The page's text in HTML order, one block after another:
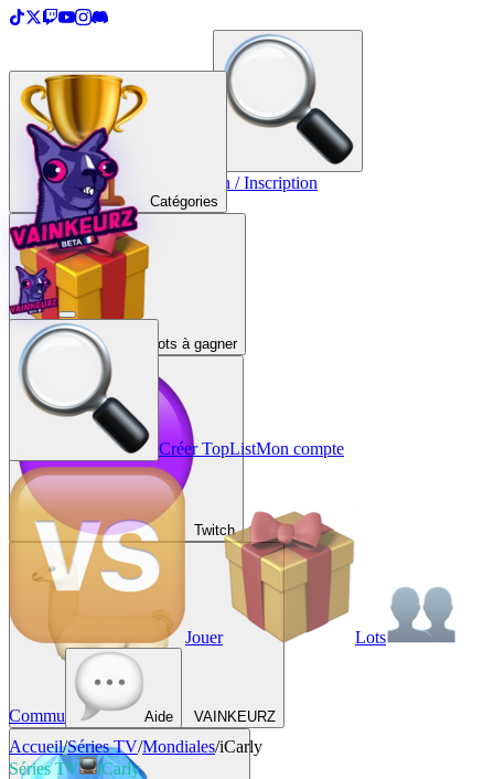
Créer une TopList Connexion / Inscription
Catégories
Lots à gagner
Twitch
VAINKEURZ
Créer TopListMon compte
Jouer Lots
Commu Aide
Accueil/Séries TV/Mondiales/iCarly
Séries TV
iCarly